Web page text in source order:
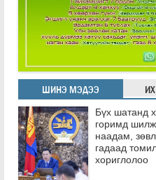
ШИНЭ МЭДЭЭ
Бүх шатанд
горимд
наадам,
гадаад
хориглолоо